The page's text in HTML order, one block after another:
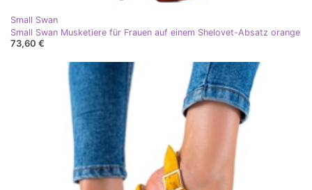
Small Swan
Small Swan Musketiere für Frauen auf einem Shelovet-Absatz orange
73,60 €